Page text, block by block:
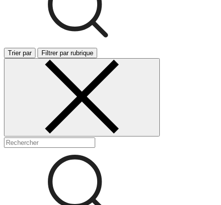
Trier par Filtrer par rubrique